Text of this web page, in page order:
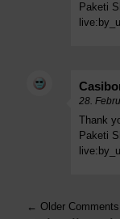
Paketi
28.
Thank
Paketi
← Older Comments